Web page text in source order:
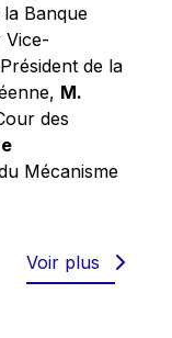
Banque
Vice-
de la
M.
des
Mécanisme
Voir plus